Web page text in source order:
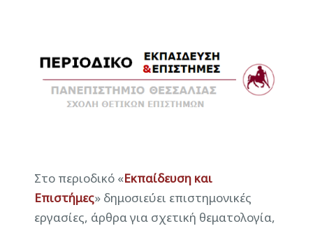
Στο περιοδικό «Εκπαίδευση και
Eπιστήμες» δημοσιεύει επιστημονικές
εργασίες, άρθρα για σχετική θεματολογία,